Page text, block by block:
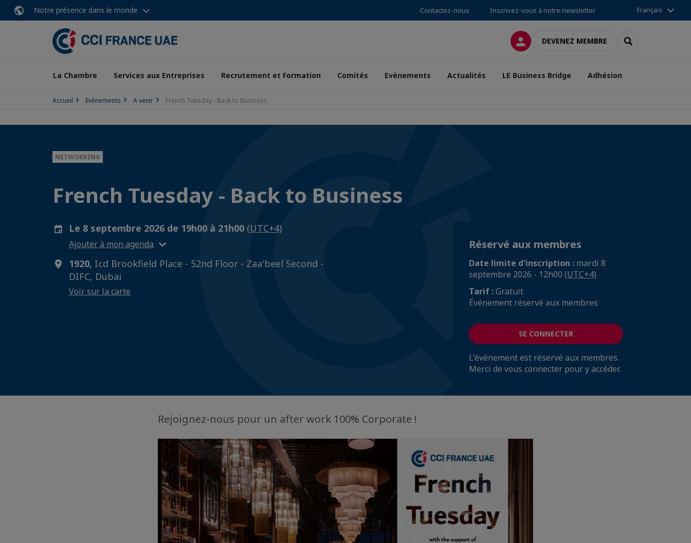
Notre présence dans le monde Contactez-nous Inscrivez-vous à notre newsletter Français
CONNEXIONDEVENEZ MEMBRE RECHERCHER
La Chambre Services aux Entreprises Recrutement et Formation Comités Evènements Actualités LE Business Bridge Adhésion
Accueil Evènements A venir French Tuesday - Back to Business
NETWORKING
French Tuesday - Back to Business
Le 8 septembre 2026 de 19h00 à 21h00 (UTC+4)
Ajouter à mon agenda
1920, Icd Brookfield Place - 52nd Floor - Zaa'beel Second -
DIFC, Dubai
Voir sur la carte
Réservé aux membres
Date limite d'inscription : mardi 8
septembre 2026 - 12h00 (UTC+4)
Tarif :Gratuit
Événement réservé aux membres
SE CONNECTER
L'événement est réservé aux membres.
Merci de vous connecter pour y accéder.
Rejoignez-nous pour un after work 100% Corporate !